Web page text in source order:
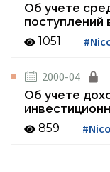
Об учете
поступлений
1051
2000-04
Об учете
859